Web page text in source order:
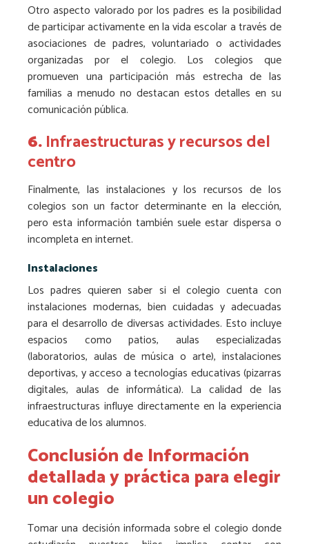
Otro aspecto valorado por los padres es la posibilidad
de participar activamente en la vida escolar a través de
asociaciones de padres, voluntariado o actividades
organizadas por el colegio. Los colegios que
promueven una participación más estrecha de las
familias a menudo no destacan estos detalles en su
comunicación pública.
6.Infraestructuras y recursos del
centro
Finalmente, las instalaciones y los recursos de los
colegios son un factor determinante en la elección,
pero esta información también suele estar dispersa o
incompleta en internet.
Instalaciones
Los padres quieren saber si el colegio cuenta con
instalaciones modernas, bien cuidadas y adecuadas
para el desarrollo de diversas actividades. Esto incluye
espacios como patios, aulas especializadas
(laboratorios, aulas de música o arte), instalaciones
deportivas, y acceso a tecnologías educativas (pizarras
digitales, aulas de informática). La calidad de las
infraestructuras influye directamente en la experiencia
educativa de los alumnos.
Conclusión de Información
detallada y práctica para elegir
un colegio
Tomar una decisión informada sobre el colegio donde